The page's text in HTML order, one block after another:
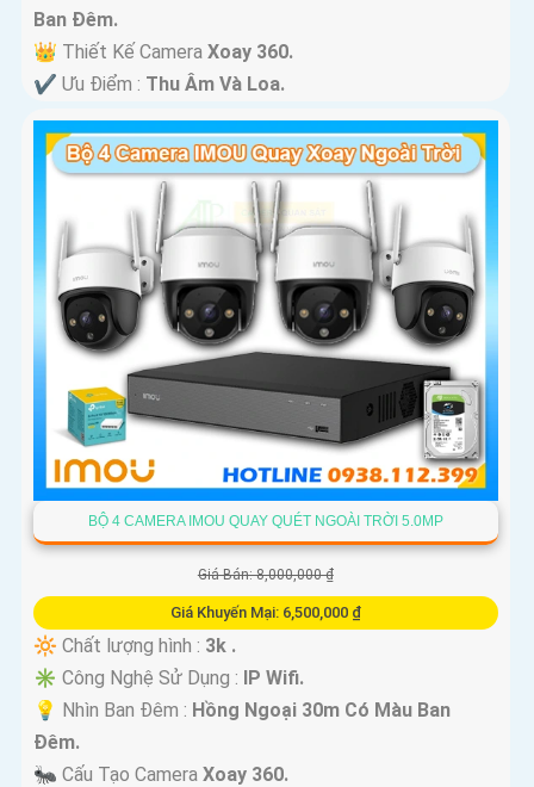
Ban Ðêm.
👑 Thiết Kế Camera Xoay 360.
️✔️ Ưu Điểm : Thu Âm Và Loa.
BỘ 4 CAMERA IMOU QUAY QUÉT NGOÀI TRỜI 5.0MP
Giá Bán: 8,000,000 ₫
Giá Khuyến Mại: 6,500,000 ₫
🔆 Chất lượng hình : 3k .
✳️ Công Nghệ Sử Dụng : IP Wifi.
💡 Nhìn Ban Đêm : Hồng Ngoại 30m Có Màu Ban
Ðêm.
🐜 Cấu Tạo Camera Xoay 360.